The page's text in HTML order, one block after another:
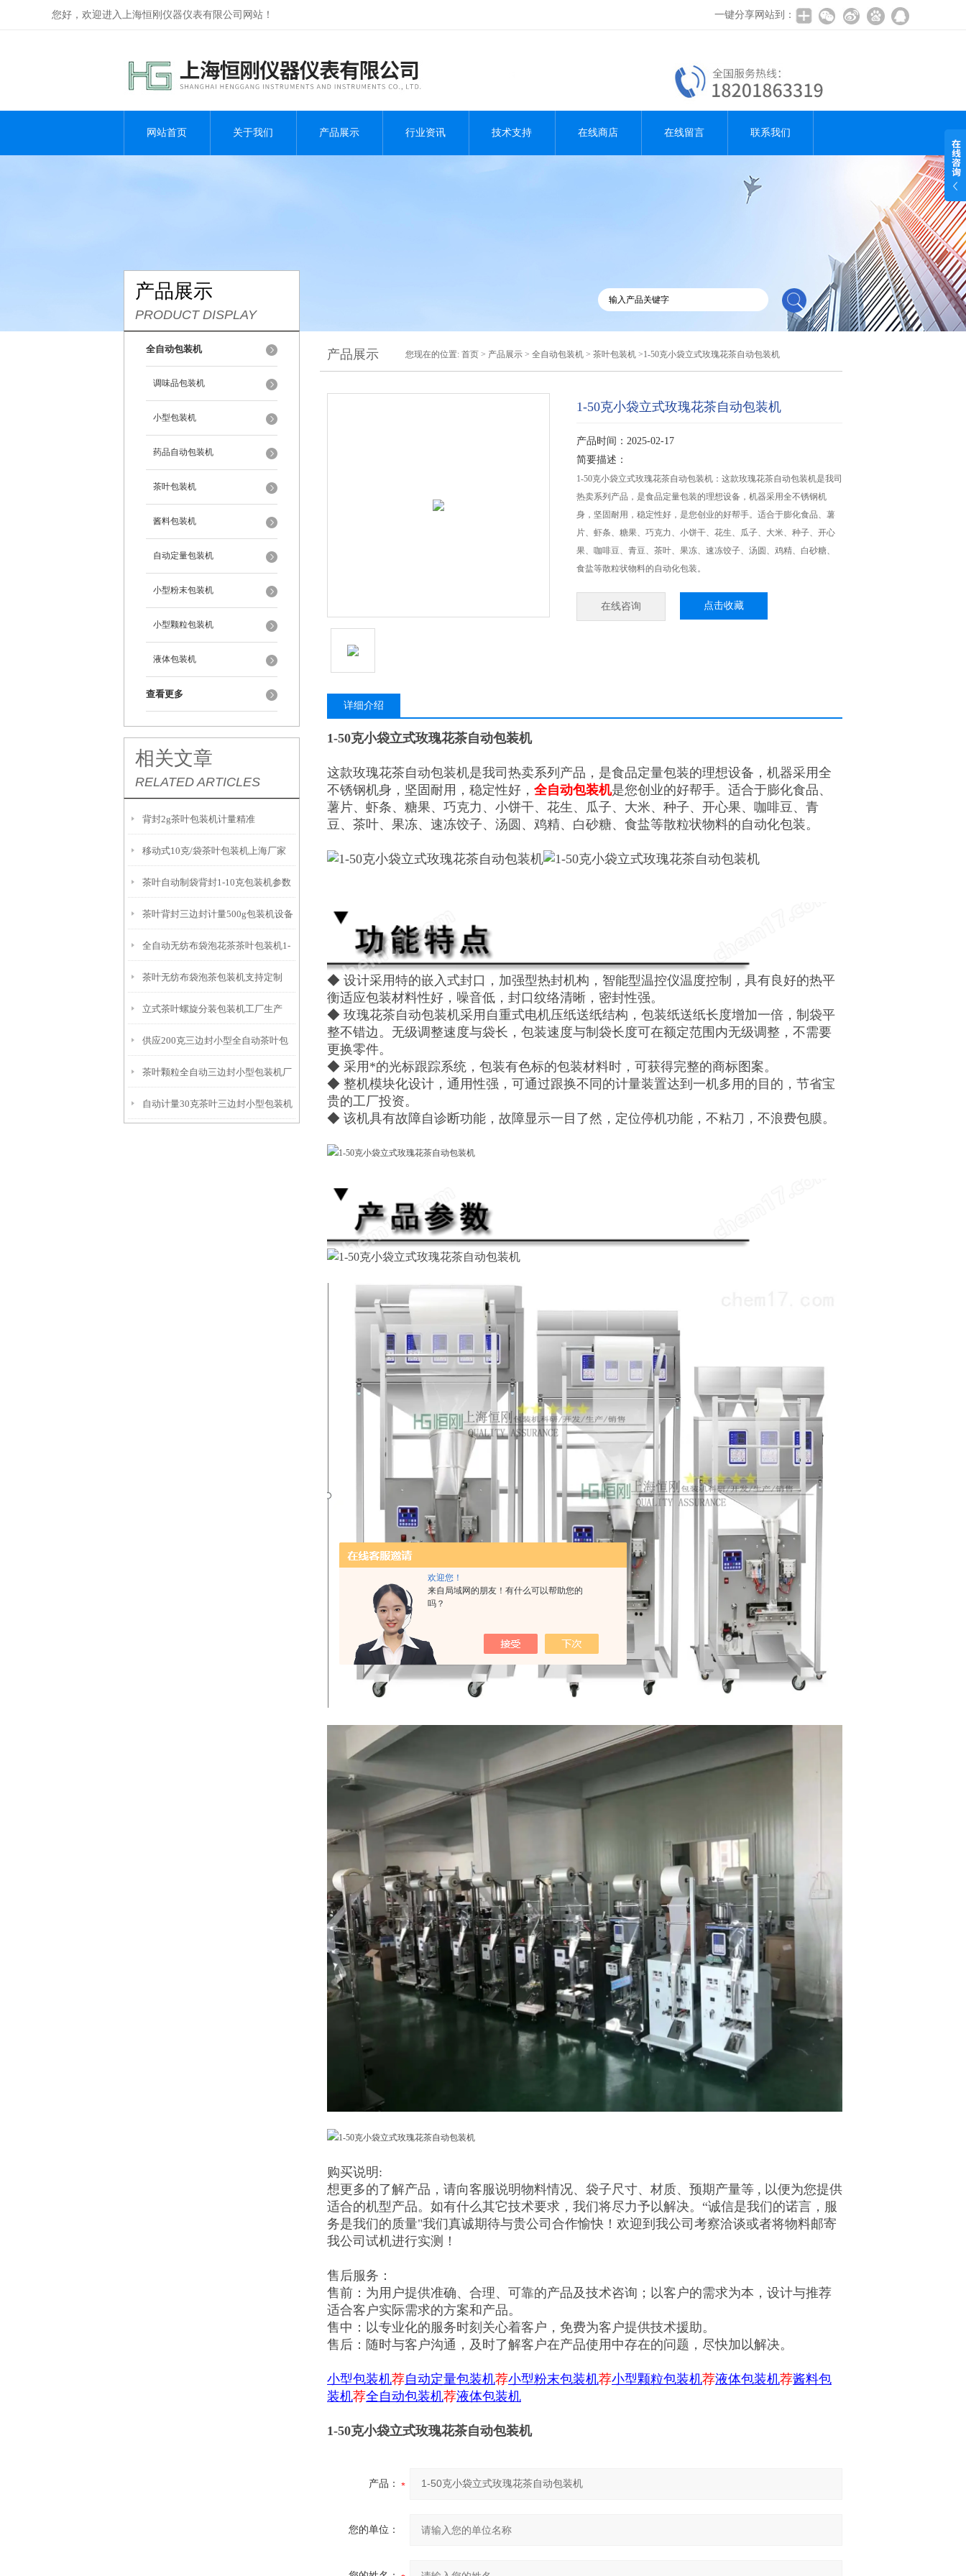
欢迎您！
来自局域网的朋友！有什么可以帮助您的
吗？
您好，欢迎进入上海恒刚仪器仪表有限公司网站！ 一键分享网站到：
网站首页 关于我们 产品展示 行业资讯 技术支持 在线商店 在线留言 联系我们
产品展示
PRODUCT DISPLAY
全自动包装机
调味品包装机
小型包装机
药品自动包装机
茶叶包装机
酱料包装机
自动定量包装机
小型粉末包装机
小型颗粒包装机
液体包装机
查看更多
相关文章
RELATED ARTICLES
背封2g茶叶包装机计量精准
移动式10克/袋茶叶包装机上海厂家
茶叶自动制袋背封1-10克包装机参数
茶叶背封三边封计量500g包装机设备
全自动无纺布袋泡花茶茶叶包装机1-
25克厂家
茶叶无纺布袋泡茶包装机支持定制
立式茶叶螺旋分装包装机工厂生产
供应200克三边封小型全自动茶叶包
装机
茶叶颗粒全自动三边封小型包装机厂
家
自动计量30克茶叶三边封小型包装机
产品展示 您现在的位置: 首页 > 产品展示 > 全自动包装机 > 茶叶包装机 >1-50克小袋立式玫瑰花茶自动包装机
1-50克小袋立式玫瑰花茶自动包装机
产品时间：2025-02-17
简要描述：
1-50克小袋立式玫瑰花茶自动包装机：这款玫瑰花茶自动包装机是我司
热卖系列产品，是食品定量包装的理想设备，机器采用全不锈钢机
身，坚固耐用，稳定性好，是您创业的好帮手。适合于膨化食品、薯
片、虾条、糖果、巧克力、小饼干、花生、瓜子、大米、种子、开心
果、咖啡豆、青豆、茶叶、果冻、速冻饺子、汤圆、鸡精、白砂糖、
食盐等散粒状物料的自动化包装。
在线咨询 点击收藏
详细介绍
1-50克小袋立式玫瑰花茶自动包装机
这款玫瑰花茶自动包装机是我司热卖系列产品，是食品定量包装的理想设备，机器采用全
不锈钢机身，坚固耐用，稳定性好， 全自动包装机是您创业的好帮手。适合于膨化食品、
薯片、虾条、糖果、巧克力、小饼干、花生、瓜子、大米、种子、开心果、咖啡豆、青
豆、茶叶、果冻、速冻饺子、汤圆、鸡精、白砂糖、食盐等散粒状物料的自动化包装。
◆ 设计采用特的嵌入式封口，加强型热封机构，智能型温控仪温度控制，具有良好的热平
衡适应包装材料性好，噪音低，封口纹络清晰，密封性强。
◆ 玫瑰花茶自动包装机采用自重式电机压纸送纸结构，包装纸送纸长度增加一倍，制袋平
整不错边。无级调整速度与袋长，包装速度与制袋长度可在额定范围内无级调整，不需要
更换零件。
◆ 采用*的光标跟踪系统，包装有色标的包装材料时，可获得完整的商标图案。
◆ 整机模块化设计，通用性强，可通过跟换不同的计量装置达到一机多用的目的，节省宝
贵的工厂投资。
◆ 该机具有故障自诊断功能，故障显示一目了然，定位停机功能，不粘刀，不浪费包膜。
购买说明:
想更多的了解产品，请向客服说明物料情况、袋子尺寸、材质、预期产量等 , 以便为您提供
适合的机型产品。如有什么其它技术要求，我们将尽力予以解决。“诚信是我们的诺言，服
务是我们的质量"我们真诚期待与贵公司合作愉快！欢迎到我公司考察洽谈或者将物料邮寄
我公司试机进行实测！
售后服务：
售前：为用户提供准确、合理、可靠的产品及技术咨询；以客户的需求为本，设计与推荐
适合客户实际需求的方案和产品。
售中：以专业化的服务时刻关心着客户，免费为客户提供技术援助。
售后：随时与客户沟通，及时了解客户在产品使用中存在的问题，尽快加以解决。
小型包装机荐自动定量包装机荐小型粉末包装机荐小型颗粒包装机荐液体包装机荐酱料包
装机荐全自动包装机荐液体包装机
1-50克小袋立式玫瑰花茶自动包装机
产品：
您的单位：